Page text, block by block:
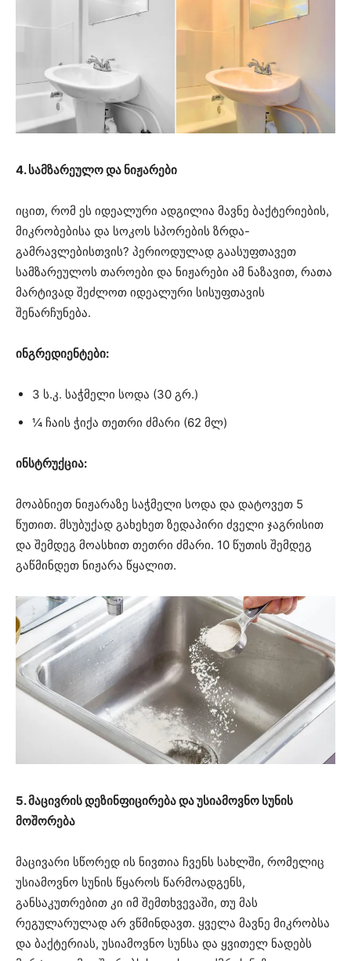
4. სამზარეულო და ნიჟარები
იცით, რომ ეს იდეალური ადგილია მავნე ბაქტერიების,
მიკრობებისა და სოკოს სპორების ზრდა-
გამრავლებისთვის? პერიოდულად გაასუფთავეთ
სამზარეულოს თაროები და ნიჟარები ამ ნაზავით, რათა
მარტივად შეძლოთ იდეალური სისუფთავის
შენარჩუნება.
ინგრედიენტები:
3 ს.კ. საჭმელი სოდა (30 გრ.)
¼ ჩაის ჭიქა თეთრი ძმარი (62 მლ)
ინსტრუქცია:
მოაბნიეთ ნიჟარაზე საჭმელი სოდა და დატოვეთ 5
წუთით. მსუბუქად გახეხეთ ზედაპირი ძველი ჯაგრისით
და შემდეგ მოასხით თეთრი ძმარი. 10 წუთის შემდეგ
გაწმინდეთ ნიჟარა წყალით.
5. მაცივრის დეზინფიცირება და უსიამოვნო სუნის
მოშორება
მაცივარი სწორედ ის ნივთია ჩვენს სახლში, რომელიც
უსიამოვნო სუნის წყაროს წარმოადგენს,
განსაკუთრებით კი იმ შემთხვევაში, თუ მას
რეგულარულად არ ვწმინდავთ. ყველა მავნე მიკრობსა
და ბაქტერიას, უსიამოვნო სუნსა და ყვითელ ნადებს